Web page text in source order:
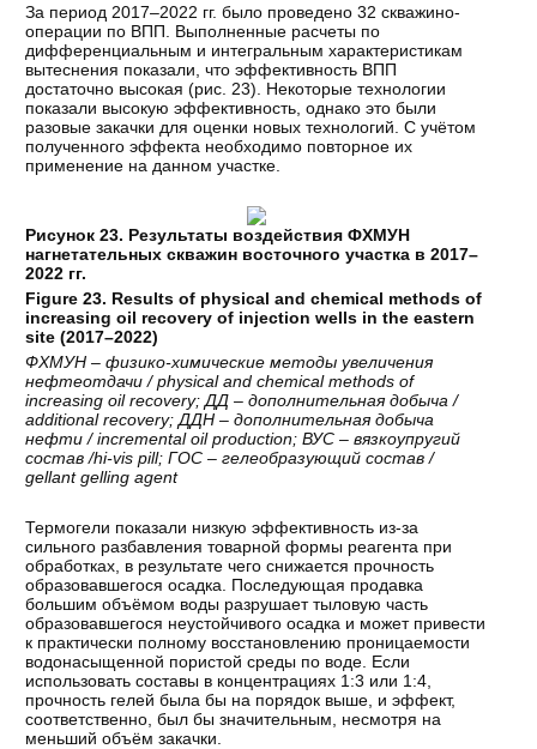
За период 2017–2022 гг. было проведено 32 скважино-
операции по ВПП. Выполненные расчеты по
дифференциальным и интегральным характеристикам
вытеснения показали, что эффективность ВПП
достаточно высокая (рис. 23). Некоторые технологии
показали высокую эффективность, однако это были
разовые закачки для оценки новых технологий. С учётом
полученного эффекта необходимо повторное их
применение на данном участке.
Рисунок 23. Результаты воздействия ФХМУН
нагнетательных скважин восточного участка в 2017–
2022 гг.
Figure 23. Results of physical and chemical methods of
increasing oil recovery of injection wells in the eastern
site (2017–2022)
ФХМУН –физико-химические методы увеличения
нефтеотдачи/ physical and chemical methods of
increasing oil recovery;ДД –дополнительная добыча /
additional recovery;ДДН –дополнительная добыча
нефти/ incremental oil production;ВУС –вязкоупругий
состав/hi-vis pill;ГОС –гелеобразующий состав/
gellant gelling agent
Термогели показали низкую эффективность из-за
сильного разбавления товарной формы реагента при
обработках, в результате чего снижается прочность
образовавшегося осадка. Последующая продавка
большим объёмом воды разрушает тыловую часть
образовавшегося неустойчивого осадка и может привести
к практически полному восстановлению проницаемости
водонасыщенной пористой среды по воде. Если
использовать составы в концентрациях 1:3 или 1:4,
прочность гелей была бы на порядок выше, и эффект,
соответственно, был бы значительным, несмотря на
меньший объём закачки.